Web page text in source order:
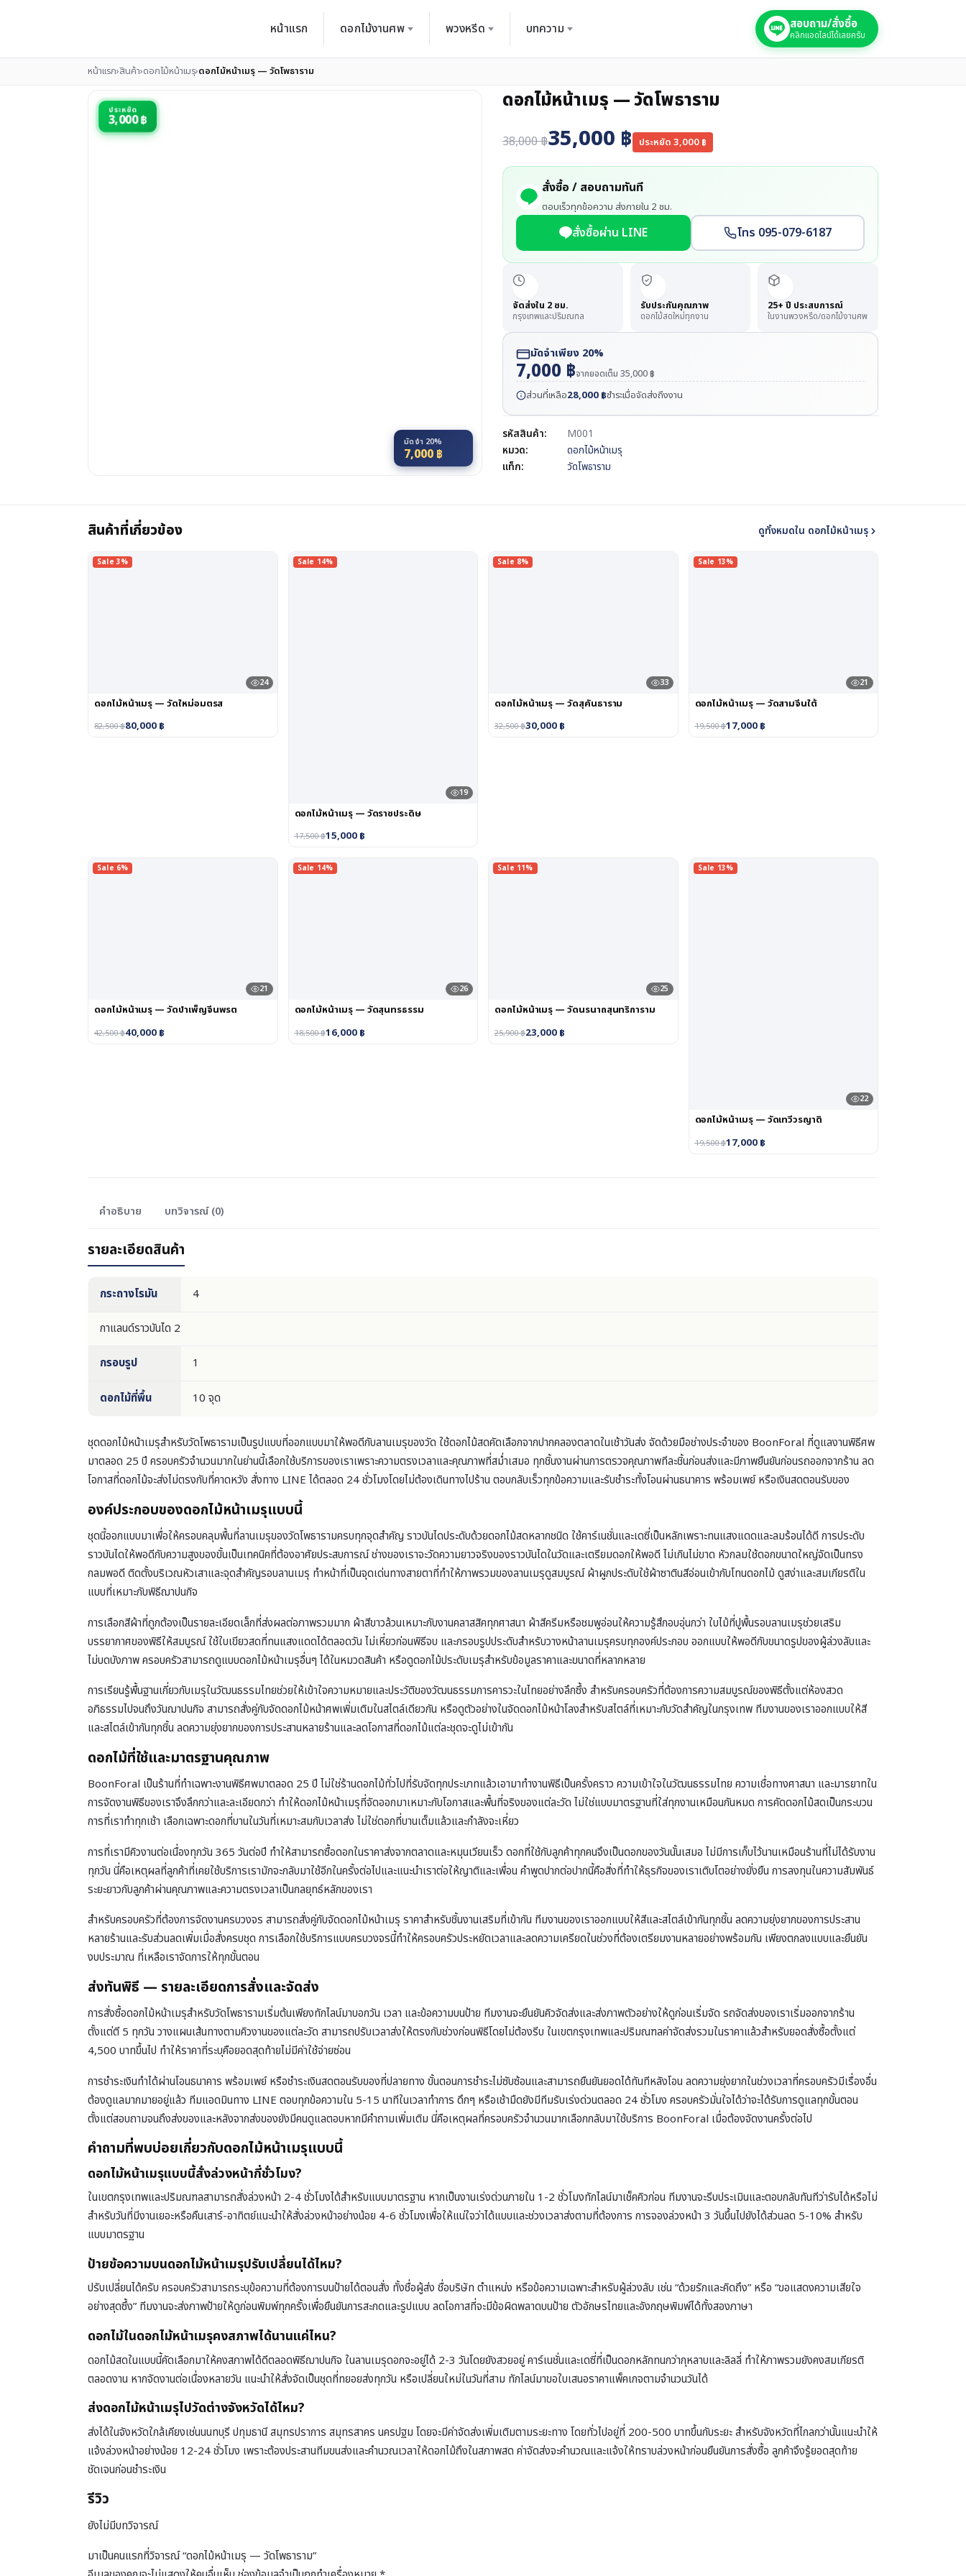
หน้าแรก ดอกไม้งานศพ พวงหรีด บทความ สอบถาม/สั่งซื้อ
คลิกแอดไลน์ได้เลยครับ
หน้าแรก›สินค้า›ดอกไม้หน้าเมรุ›ดอกไม้หน้าเมรุ — วัดโพธาราม
ประหยัด
3,000 ฿
มัดจำ 20%
7,000 ฿
ดอกไม้หน้าเมรุ — วัดโพธาราม
38,000฿35,000 ฿ ประหยัด3,000 ฿
สั่งซื้อ / สอบถามทันที
ตอบเร็วทุกข้อความ ส่งภายใน 2 ชม.
สั่งซื้อผ่าน LINE โทร 095-079-6187
จัดส่งใน 2 ชม.
กรุงเทพและปริมณฑล
รับประกันคุณภาพ
ดอกไม้สดใหม่ทุกงาน
25+ ปี ประสบการณ์
ในงานพวงหรีด/ดอกไม้งานศพ
มัดจำเพียง 20%
7,000 ฿จากยอดเต็ม35,000฿
ส่วนที่เหลือ28,000 ฿ชำระเมื่อจัดส่งถึงงาน
รหัสสินค้า:
M001
หมวด:
ดอกไม้หน้าเมรุ
แท็ก:
วัดโพธาราม
สินค้าที่เกี่ยวข้อง ดูทั้งหมดใน ดอกไม้หน้าเมรุ
Sale 3%
24
ดอกไม้หน้าเมรุ — วัดใหม่อมตรส
82,500฿80,000 ฿
Sale 14%
19
ดอกไม้หน้าเมรุ — วัดราชประดิษ
17,500฿15,000 ฿
Sale 8%
33
ดอกไม้หน้าเมรุ — วัดสุคันธาราม
32,500฿30,000 ฿
Sale 13%
21
ดอกไม้หน้าเมรุ — วัดสามจีนใต้
19,500฿17,000 ฿
Sale 6%
21
ดอกไม้หน้าเมรุ — วัดบำเพ็ญจีนพรต
42,500฿40,000 ฿
Sale 14%
26
ดอกไม้หน้าเมรุ — วัดสุนทรธรรม
18,500฿16,000 ฿
Sale 11%
25
ดอกไม้หน้าเมรุ — วัดนรนาถสุนทริการาม
25,900฿23,000 ฿
Sale 13%
22
ดอกไม้หน้าเมรุ — วัดเทวีวรญาติ
19,500฿17,000 ฿
คำอธิบาย บทวิจารณ์ (0)
รายละเอียดสินค้า
กระถางโรมัน 4
กาแลนด์ราวบันได 2
กรอบรูป 1
ดอกไม้ที่พื้น 10 จุด
ชุดดอกไม้หน้าเมรุสำหรับวัดโพธารามเป็นรูปแบบที่ออกแบบมาให้พอดีกับลานเมรุของวัด ใช้ดอกไม้สดคัดเลือกจากปากคลองตลาดในเช้าวันส่ง จัดด้วยมือช่างประจำของ BoonForal ที่ดูแลงานพิธีศพ
มาตลอด 25 ปี ครอบครัวจำนวนมากในย่านนี้เลือกใช้บริการของเราเพราะความตรงเวลาและคุณภาพที่สม่ำเสมอ ทุกชิ้นงานผ่านการตรวจคุณภาพทีละชิ้นก่อนส่งและมีภาพยืนยันก่อนรถออกจากร้าน ลด
โอกาสที่ดอกไม้จะส่งไม่ตรงกับที่คาดหวัง สั่งทาง LINE ได้ตลอด 24 ชั่วโมงโดยไม่ต้องเดินทางไปร้าน ตอบกลับเร็วทุกข้อความและรับชำระทั้งโอนผ่านธนาคาร พร้อมเพย์ หรือเงินสดตอนรับของ
องค์ประกอบของดอกไม้หน้าเมรุแบบนี้
ชุดนี้ออกแบบมาเพื่อให้ครอบคลุมพื้นที่ลานเมรุของวัดโพธารามครบทุกจุดสำคัญ ราวบันไดประดับด้วยดอกไม้สดหลากชนิด ใช้คาร์เนชั่นและเดซี่เป็นหลักเพราะทนแสงแดดและลมร้อนได้ดี การประดับ
ราวบันไดให้พอดีกับความสูงของขั้นเป็นเทคนิคที่ต้องอาศัยประสบการณ์ ช่างของเราจะวัดความยาวจริงของราวบันไดในวัดและเตรียมดอกให้พอดี ไม่เกินไม่ขาด หัวกลมใช้ดอกขนาดใหญ่จัดเป็นทรง
กลมพอดี ติดตั้งบริเวณหัวเสาและจุดสำคัญรอบลานเมรุ ทำหน้าที่เป็นจุดเด่นทางสายตาที่ทำให้ภาพรวมของลานเมรุดูสมบูรณ์ ผ้าผูกประดับใช้ผ้าซาตินสีอ่อนเข้ากับโทนดอกไม้ ดูสง่าและสมเกียรติใน
แบบที่เหมาะกับพิธีฌาปนกิจ
การเลือกสีผ้าที่ถูกต้องเป็นรายละเอียดเล็กที่ส่งผลต่อภาพรวมมาก ผ้าสีขาวล้วนเหมาะกับงานคลาสสิคทุกศาสนา ผ้าสีครีมหรือชมพูอ่อนให้ความรู้สึกอบอุ่นกว่า ใบไม้ที่ปูพื้นรอบลานเมรุช่วยเสริม
บรรยากาศของพิธีให้สมบูรณ์ ใช้ใบเขียวสดที่ทนแสงแดดได้ตลอดวัน ไม่เหี่ยวก่อนพิธีจบ และกรอบรูปประดับสำหรับวางหน้าลานเมรุครบทุกองค์ประกอบ ออกแบบให้พอดีกับขนาดรูปของผู้ล่วงลับและ
ไม่บดบังภาพ ครอบครัวสามารถดูแบบดอกไม้หน้าเมรุอื่นๆ ได้ในหมวดสินค้า หรือดูดอกไม้ประดับเมรุสำหรับข้อมูลราคาและขนาดที่หลากหลาย
การเรียนรู้พื้นฐานเกี่ยวกับเมรุในวัฒนธรรมไทยช่วยให้เข้าใจความหมายและประวัติของวัฒนธรรมการคารวะในไทยอย่างลึกซึ้ง สำหรับครอบครัวที่ต้องการความสมบูรณ์ของพิธีตั้งแต่ห้องสวด
อภิธรรมไปจนถึงวันฌาปนกิจ สามารถสั่งคู่กับจัดดอกไม้หน้าศพเพิ่มเติมในสไตล์เดียวกัน หรือดูตัวอย่างในจัดดอกไม้หน้าโลงสำหรับสไตล์ที่เหมาะกับวัดสำคัญในกรุงเทพ ทีมงานของเราออกแบบให้สี
และสไตล์เข้ากันทุกชิ้น ลดความยุ่งยากของการประสานหลายร้านและลดโอกาสที่ดอกไม้แต่ละชุดจะดูไม่เข้ากัน
ดอกไม้ที่ใช้และมาตรฐานคุณภาพ
BoonForal เป็นร้านที่ทำเฉพาะงานพิธีศพมาตลอด 25 ปี ไม่ใช่ร้านดอกไม้ทั่วไปที่รับจัดทุกประเภทแล้วเอามาทำงานพิธีเป็นครั้งคราว ความเข้าใจในวัฒนธรรมไทย ความเชื่อทางศาสนา และมารยาทใน
การจัดงานพิธีของเราจึงลึกกว่าและละเอียดกว่า ทำให้ดอกไม้หน้าเมรุที่จัดออกมาเหมาะกับโอกาสและพื้นที่จริงของแต่ละวัด ไม่ใช่แบบมาตรฐานที่ใส่ทุกงานเหมือนกันหมด การคัดดอกไม้สดเป็นกระบวน
การที่เราทำทุกเช้า เลือกเฉพาะดอกที่บานในวันที่เหมาะสมกับเวลาส่ง ไม่ใช่ดอกที่บานเต็มแล้วและกำลังจะเหี่ยว
การที่เรามีคิวงานต่อเนื่องทุกวัน 365 วันต่อปี ทำให้สามารถซื้อดอกในราคาส่งจากตลาดและหมุนเวียนเร็ว ดอกที่ใช้กับลูกค้าทุกคนจึงเป็นดอกของวันนั้นเสมอ ไม่มีการเก็บไว้นานเหมือนร้านที่ไม่ได้รับงาน
ทุกวัน นี่คือเหตุผลที่ลูกค้าที่เคยใช้บริการเรามักจะกลับมาใช้อีกในครั้งต่อไปและแนะนำเราต่อให้ญาติและเพื่อน คำพูดปากต่อปากนี้คือสิ่งที่ทำให้ธุรกิจของเราเติบโตอย่างยั่งยืน การลงทุนในความสัมพันธ์
ระยะยาวกับลูกค้าผ่านคุณภาพและความตรงเวลาเป็นกลยุทธ์หลักของเรา
สำหรับครอบครัวที่ต้องการจัดงานครบวงจร สามารถสั่งคู่กับจัดดอกไม้หน้าเมรุ ราคาสำหรับชิ้นงานเสริมที่เข้ากัน ทีมงานของเราออกแบบให้สีและสไตล์เข้ากันทุกชิ้น ลดความยุ่งยากของการประสาน
หลายร้านและรับส่วนลดเพิ่มเมื่อสั่งครบชุด การเลือกใช้บริการแบบครบวงจรนี้ทำให้ครอบครัวประหยัดเวลาและลดความเครียดในช่วงที่ต้องเตรียมงานหลายอย่างพร้อมกัน เพียงตกลงแบบและยืนยัน
งบประมาณ ที่เหลือเราจัดการให้ทุกขั้นตอน
ส่งทันพิธี — รายละเอียดการสั่งและจัดส่ง
การสั่งซื้อดอกไม้หน้าเมรุสำหรับวัดโพธารามเริ่มต้นเพียงทักไลน์มาบอกวัน เวลา และข้อความบนป้าย ทีมงานจะยืนยันคิวจัดส่งและส่งภาพตัวอย่างให้ดูก่อนเริ่มจัด รถจัดส่งของเราเริ่มออกจากร้าน
ตั้งแต่ตี 5 ทุกวัน วางแผนเส้นทางตามคิวงานของแต่ละวัด สามารถปรับเวลาส่งให้ตรงกับช่วงก่อนพิธีโดยไม่ต้องรีบ ในเขตกรุงเทพและปริมณฑลค่าจัดส่งรวมในราคาแล้วสำหรับยอดสั่งซื้อตั้งแต่
4,500 บาทขึ้นไป ทำให้ราคาที่ระบุคือยอดสุดท้ายไม่มีค่าใช้จ่ายซ่อน
การชำระเงินทำได้ผ่านโอนธนาคาร พร้อมเพย์ หรือชำระเงินสดตอนรับของที่ปลายทาง ขั้นตอนการชำระไม่ซับซ้อนและสามารถยืนยันยอดได้ทันทีหลังโอน ลดความยุ่งยากในช่วงเวลาที่ครอบครัวมีเรื่องอื่น
ต้องดูแลมากมายอยู่แล้ว ทีมแอดมินทาง LINE ตอบทุกข้อความใน 5-15 นาทีในเวลาทำการ ดึกๆ หรือเช้ามืดยังมีทีมรับเร่งด่วนตลอด 24 ชั่วโมง ครอบครัวมั่นใจได้ว่าจะได้รับการดูแลทุกขั้นตอน
ตั้งแต่สอบถามจนถึงส่งของและหลังจากส่งของยังมีคนดูแลตอบหากมีคำถามเพิ่มเติม นี่คือเหตุผลที่ครอบครัวจำนวนมากเลือกกลับมาใช้บริการ BoonForal เมื่อต้องจัดงานครั้งต่อไป
คำถามที่พบบ่อยเกี่ยวกับดอกไม้หน้าเมรุแบบนี้
ดอกไม้หน้าเมรุแบบนี้สั่งล่วงหน้ากี่ชั่วโมง?
ในเขตกรุงเทพและปริมณฑลสามารถสั่งล่วงหน้า 2-4 ชั่วโมงได้สำหรับแบบมาตรฐาน หากเป็นงานเร่งด่วนภายใน 1-2 ชั่วโมงทักไลน์มาเช็คคิวก่อน ทีมงานจะรีบประเมินและตอบกลับทันทีว่ารับได้หรือไม่
สำหรับวันที่มีงานเยอะหรือคืนเสาร์-อาทิตย์แนะนำให้สั่งล่วงหน้าอย่างน้อย 4-6 ชั่วโมงเพื่อให้แน่ใจว่าได้แบบและช่วงเวลาส่งตามที่ต้องการ การจองล่วงหน้า 3 วันขึ้นไปยังได้ส่วนลด 5-10% สำหรับ
แบบมาตรฐาน
ป้ายข้อความบนดอกไม้หน้าเมรุปรับเปลี่ยนได้ไหม?
ปรับเปลี่ยนได้ครับ ครอบครัวสามารถระบุข้อความที่ต้องการบนป้ายได้ตอนสั่ง ทั้งชื่อผู้ส่ง ชื่อบริษัท ตำแหน่ง หรือข้อความเฉพาะสำหรับผู้ล่วงลับ เช่น “ด้วยรักและคิดถึง” หรือ “ขอแสดงความเสียใจ
อย่างสุดซึ้ง” ทีมงานจะส่งภาพป้ายให้ดูก่อนพิมพ์ทุกครั้งเพื่อยืนยันการสะกดและรูปแบบ ลดโอกาสที่จะมีข้อผิดพลาดบนป้าย ตัวอักษรไทยและอังกฤษพิมพ์ได้ทั้งสองภาษา
ดอกไม้ในดอกไม้หน้าเมรุคงสภาพได้นานแค่ไหน?
ดอกไม้สดในแบบนี้คัดเลือกมาให้คงสภาพได้ดีตลอดพิธีฌาปนกิจ ในลานเมรุดอกจะอยู่ได้ 2-3 วันโดยยังสวยอยู่ คาร์เนชั่นและเดซี่ที่เป็นดอกหลักทนกว่ากุหลาบและลิลลี่ ทำให้ภาพรวมยังคงสมเกียรติ
ตลอดงาน หากจัดงานต่อเนื่องหลายวัน แนะนำให้สั่งจัดเป็นชุดที่ทยอยส่งทุกวัน หรือเปลี่ยนใหม่ในวันที่สาม ทักไลน์มาขอใบเสนอราคาแพ็คเกจตามจำนวนวันได้
ส่งดอกไม้หน้าเมรุไปวัดต่างจังหวัดได้ไหม?
ส่งได้ในจังหวัดใกล้เคียงเช่นนนทบุรี ปทุมธานี สมุทรปราการ สมุทรสาคร นครปฐม โดยจะมีค่าจัดส่งเพิ่มเติมตามระยะทาง โดยทั่วไปอยู่ที่ 200-500 บาทขึ้นกับระยะ สำหรับจังหวัดที่ไกลกว่านั้นแนะนำให้
แจ้งล่วงหน้าอย่างน้อย 12-24 ชั่วโมง เพราะต้องประสานทีมขนส่งและคำนวณเวลาให้ดอกไม้ถึงในสภาพสด ค่าจัดส่งจะคำนวณและแจ้งให้ทราบล่วงหน้าก่อนยืนยันการสั่งซื้อ ลูกค้าจึงรู้ยอดสุดท้าย
ชัดเจนก่อนชำระเงิน
รีวิว
ยังไม่มีบทวิจารณ์
มาเป็นคนแรกที่วิจารณ์ “ดอกไม้หน้าเมรุ — วัดโพธาราม”